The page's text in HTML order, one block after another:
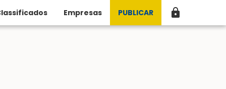
Empresas PUBLICAR lock